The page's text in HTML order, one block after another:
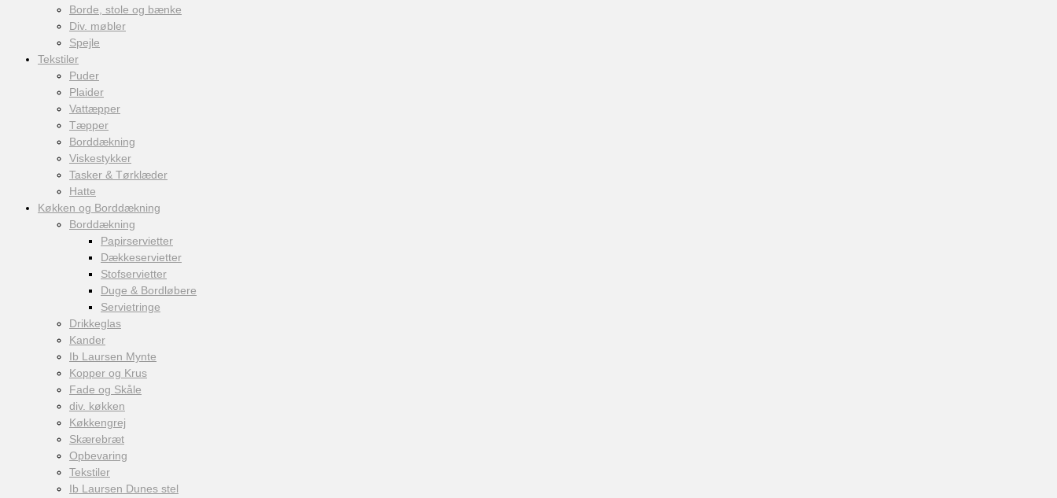
Borde, stole og bænke
Div. møbler
Spejle
Tekstiler
Puder
Plaider
Vattæpper
Tæpper
Borddækning
Viskestykker
Tasker & Tørklæder
Hatte
Køkken og Borddækning
Borddækning
Papirservietter
Dækkeservietter
Stofservietter
Duge & Bordløbere
Servietringe
Drikkeglas
Kander
Ib Laursen Mynte
Kopper og Krus
Fade og Skåle
div. køkken
Køkkengrej
Skærebræt
Opbevaring
Tekstiler
Ib Laursen Dunes stel